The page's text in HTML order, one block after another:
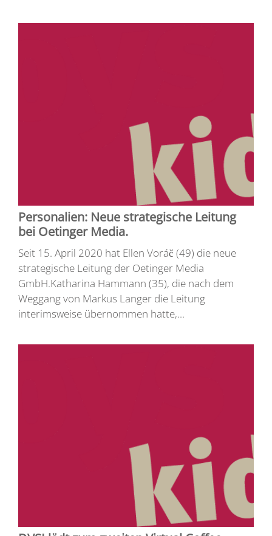
Personalien: Neue strategische Leitung
bei Oetinger Media.
Seit 15. April 2020 hat Ellen Voráč (49) die neue
strategische Leitung der Oetinger Media
GmbH.Katharina Hammann (35), die nach dem
Weggang von Markus Langer die Leitung
interimsweise übernommen hatte,...